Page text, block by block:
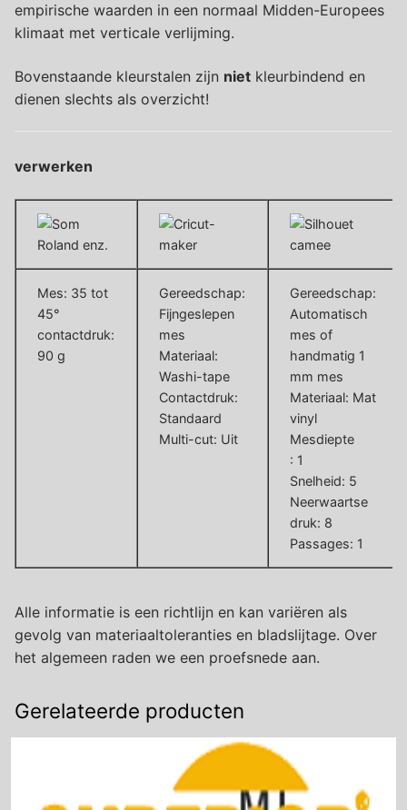
empirische waarden in een normaal Midden-Europees
klimaat met verticale verlijming.
Bovenstaande kleurstalen zijn niet kleurbindend en
dienen slechts als overzicht!
verwerken
Mes: 35 tot
45°
contactdruk:
90 g
Gereedschap:
Fijngeslepen
mes
Materiaal:
Washi-tape
Contactdruk:
Standaard
Multi-cut: Uit
Gereedschap:
Automatisch
mes of
handmatig 1
mm mes
Materiaal: Mat
vinyl
Mesdiepte
: 1
Snelheid: 5
Neerwaartse
druk: 8
Passages: 1
Alle informatie is een richtlijn en kan variëren als
gevolg van materiaaltoleranties en bladslijtage. Over
het algemeen raden we een proefsnede aan.
Gerelateerde producten